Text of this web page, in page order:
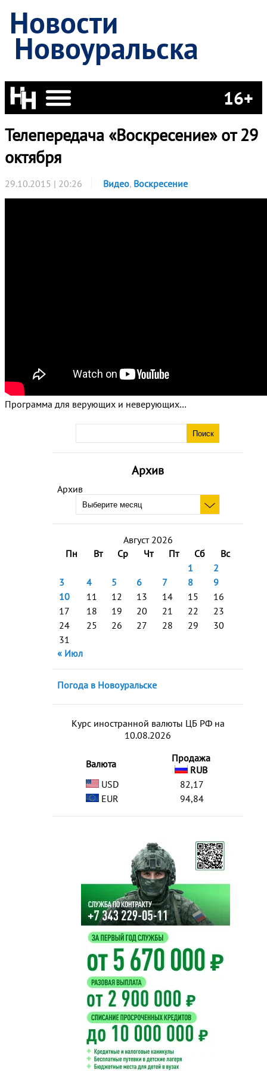
Новости
Новоуральска
16+
Архив
Архив
Август 2026
Пн
Вт Ср Чт Пт Сб
Вс
1
2
3
4 5 6 7 8
9
10
11 12 13 14 15
16
17
18 19 20 21 22
23
24
25 26 27 28 29
30
31
« Июл
Погода в Новоуральске
Курс иностранной валюты ЦБ РФ на
10.08.2026
Валюта
Продажа
RUB
USD
82,17
EUR
94,84
Телепередача «Воскресение» от 29
октября
29.10.2015 | 20:26 Видео, Воскресение
Программа для верующих и неверующих…